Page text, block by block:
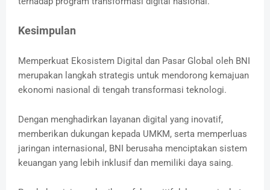
Kesimpulan
Memperkuat Ekosistem Digital dan Pasar Global oleh BNI
merupakan langkah strategis untuk mendorong kemajuan
ekonomi nasional di tengah transformasi teknologi.
Dengan menghadirkan layanan digital yang inovatif,
memberikan dukungan kepada UMKM, serta memperluas
jaringan internasional, BNI berusaha menciptakan sistem
keuangan yang lebih inklusif dan memiliki daya saing.